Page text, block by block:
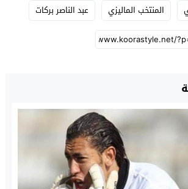
المنتخب الماليزي
عبد الناصر بركات